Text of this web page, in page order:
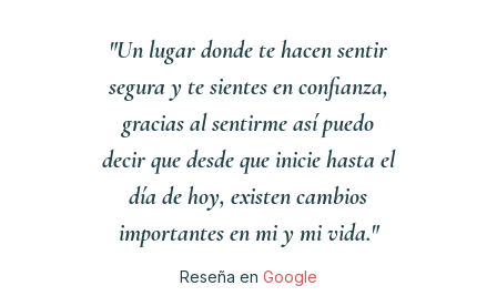
"Un lugar donde te hacen sentir
segura y te sientes en confianza,
gracias al sentirme así puedo
decir que desde que inicie hasta el
día de hoy, existen cambios
importantes en mi y mi vida."
Reseña en Google